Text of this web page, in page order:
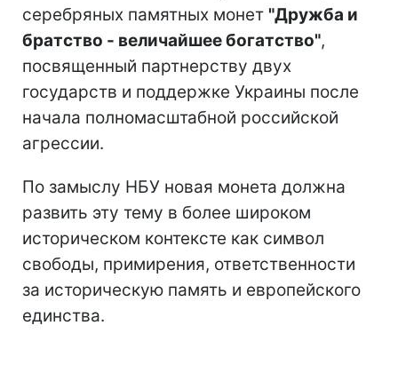
серебряных памятных монет "Дружба и
братство - величайшее богатство",
посвященный партнерству двух
государств и поддержке Украины после
начала полномасштабной российской
агрессии.
По замыслу НБУ новая монета должна
развить эту тему в более широком
историческом контексте как символ
свободы, примирения, ответственности
за историческую память и европейского
единства.